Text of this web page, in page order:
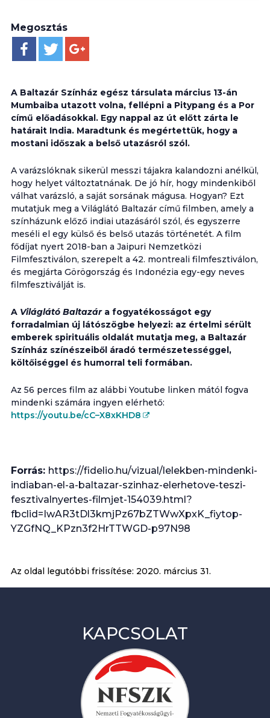
Megosztás
A Baltazár Színház egész társulata március 13-án
Mumbaiba utazott volna, fellépni a Pitypang és a Por
című előadásokkal. Egy nappal az út előtt zárta le
határait India. Maradtunk és megértettük, hogy a
mostani időszak a belső utazásról szól.
A varázslóknak sikerül messzi tájakra kalandozni anélkül,
hogy helyet változtatnának. De jó hír, hogy mindenkiből
válhat varázsló, a saját sorsának mágusa. Hogyan? Ezt
mutatjuk meg a Világlátó Baltazár című filmben, amely a
színházunk előző indiai utazásáról szól, és egyszerre
meséli el egy külső és belső utazás történetét. A film
fődíjat nyert 2018-ban a Jaipuri Nemzetközi
Filmfesztiválon, szerepelt a 42. montreali filmfesztiválon,
és megjárta Görögország és Indonézia egy-egy neves
filmfesztiválját is.
A Világlátó Baltazára fogyatékosságot egy
forradalmian új látószögbe helyezi: az értelmi sérült
emberek spirituális oldalát mutatja meg, a Baltazár
Színház színészeiből áradó természetességgel,
költőiséggel és humorral teli formában.
Az 56 perces film az alábbi Youtube linken mától fogva
mindenki számára ingyen elérhető:
https://youtu.be/cC–X8xKHD8
Forrás: https://fidelio.hu/vizual/lelekben-mindenki-
indiaban-el-a-baltazar-szinhaz-elerhetove-teszi-
fesztivalnyertes-filmjet-154039.html?
fbclid=IwAR3tDl3kmjPz67bZTWwXpxK_fiytop-
YZGfNQ_KPzn3f2HrTTWGD-p97N98
Az oldal legutóbbi frissítése: 2020. március 31.
KAPCSOLAT